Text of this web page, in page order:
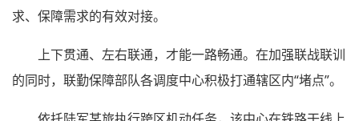
求、保障需求的有效对接。
上下贯通、左右联通，才能一路畅通。在加强联战联训
的同时，联勤保障部队各调度中心积极打通辖区内“堵点”。